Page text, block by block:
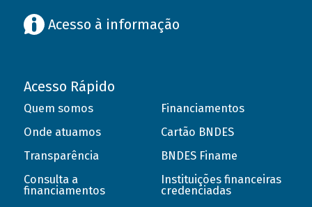
Acesso à informação
Acesso Rápido
Quem somos
Onde atuamos
Transparência
Consulta a
financiamentos
Financiamentos
Cartão BNDES
BNDES Finame
Instituições financeiras
credenciadas